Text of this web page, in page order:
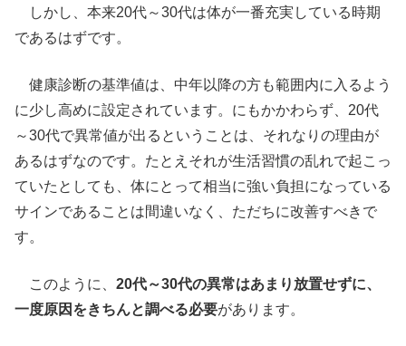
しかし、本来20代～30代は体が一番充実している時期
であるはずです。
健康診断の基準値は、中年以降の方も範囲内に入るよう
に少し高めに設定されています。にもかかわらず、20代
～30代で異常値が出るということは、それなりの理由が
あるはずなのです。たとえそれが生活習慣の乱れで起こっ
ていたとしても、体にとって相当に強い負担になっている
サインであることは間違いなく、ただちに改善すべきで
す。
このように、 20代～30代の異常はあまり放置せずに、
一度原因をきちんと調べる必要があります。